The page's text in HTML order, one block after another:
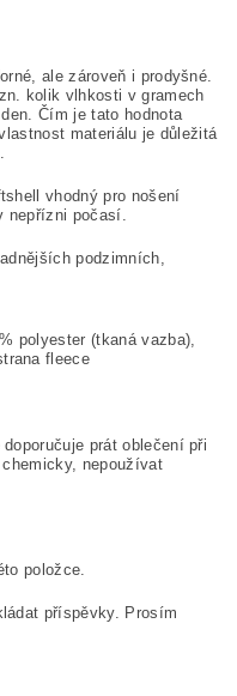
ale zároveň i prodyšné.
kolik vlhkosti v gramech
Čím je tato hodnota
materiálu je důležitá
vhodný pro nošení
nepřízni počasí.
podzimních,
polyester (tkaná vazba),
fleece
prát oblečení při
nepoužívat
položce.
příspěvky. Prosím